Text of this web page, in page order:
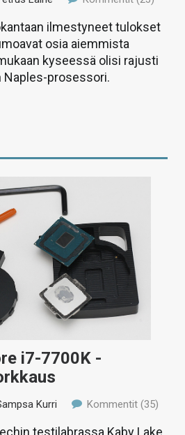
ilmestyneet tulokset
osia aiemmista
kyseessä olisi rajusti
prosessori.
i7-7700K -
Kurri Kommentit (35)